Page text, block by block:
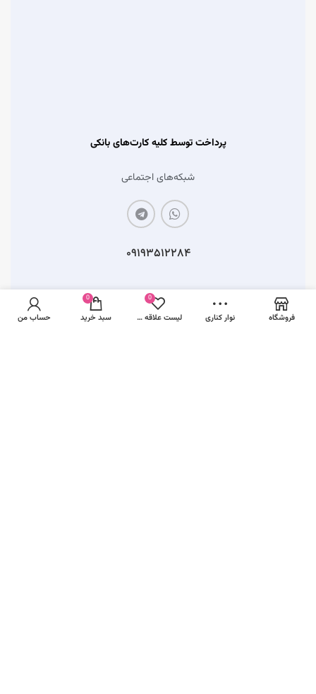
پرداخت توسط کلیه کارت‌های بانکی
شبکه‌های اجتماعی
۰۹۱۹۳۵۱۲۲۸۴
فروشگاه نوار کناری
0
لیست علاقه مندی ها
0
سبد خرید حساب من